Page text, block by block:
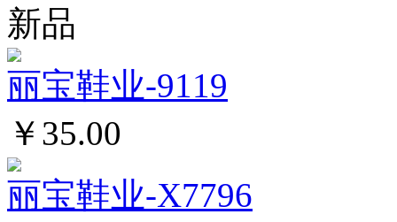
新品
丽宝鞋业-9119
￥35.00
丽宝鞋业-X7796